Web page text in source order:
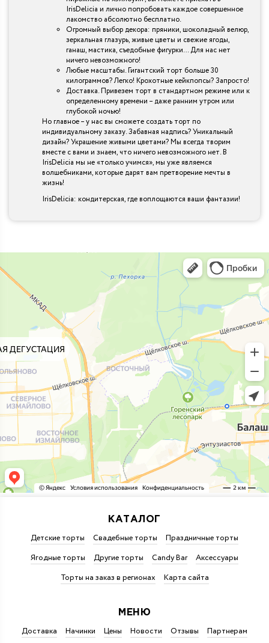
IrisDelicia и лично попробовать каждое совершенное
лакомство абсолютно бесплатно.
Огромный выбор декора: пряники, шоколадный велюр,
зеркальная глазурь, живые цветы и свежие ягоды,
ганаш, мастика, съедобные фигурки… Для нас нет
ничего невозможного!
Любые масштабы. Гигантский торт больше 30
килограммов? Легко! Крохотные кейкпопсы? Запросто!
Доставка. Привезем торт в стандартном режиме или к
определенному времени – даже ранним утром или
глубокой ночью!
Но главное – у нас вы сможете создать торт по
индивидуальному заказу. Забавная надпись? Уникальный
дизайн? Украшение живыми цветами? Мы всегда творим
вместе с вами и знаем, что ничего невозможного нет. В
IrisDelicia мы не «только учимся», мы уже являемся
волшебниками, которые дарят вам претворение мечты в
жизнь!
IrisDelicia: кондитерская, где воплощаются ваши фантазии!
КАТАЛОГ
Детские торты Свадебные торты
Праздничные торты
Ягодные торты
Другие торты Candy Bar
Аксессуары
Торты на заказ в регионах
Карта сайта
МЕНЮ
Доставка Начинки Цены Новости Отзывы Партнерам